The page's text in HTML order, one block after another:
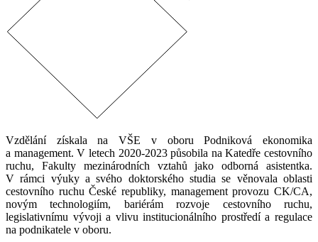
Vzdělání získala na VŠE v oboru Podniková ekonomika
a management. V letech 2020-2023 působila na Katedře cestovního
ruchu, Fakulty mezinárodních vztahů jako odborná asistentka.
V rámci výuky a svého doktorského studia se věnovala oblasti
cestovního ruchu České republiky, management provozu CK/CA,
novým technologiím, bariérám rozvoje cestovního ruchu,
legislativnímu vývoji a vlivu institucionálního prostředí a regulace
na podnikatele v oboru.